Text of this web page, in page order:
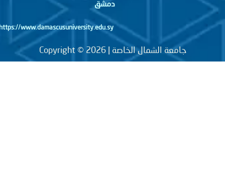
دمشق
جامعة الشمال الخاصة | Copyright © 2026